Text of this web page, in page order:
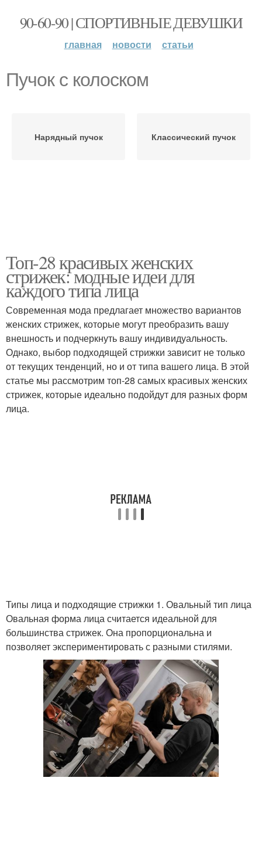
90-60-90 | СПОРТИВНЫЕ ДЕВУШКИ
главная новости статьи
Пучок с колоском
Нарядный пучок Классический пучок
Топ-28 красивых женских
стрижек: модные идеи для
каждого типа лица
Современная мода предлагает множество вариантов
женских стрижек, которые могут преобразить вашу
внешность и подчеркнуть вашу индивидуальность.
Однако, выбор подходящей стрижки зависит не только
от текущих тенденций, но и от типа вашего лица. В этой
статье мы рассмотрим топ-28 самых красивых женских
стрижек, которые идеально подойдут для разных форм
лица.
Типы лица и подходящие стрижки 1. Овальный тип лица
Овальная форма лица считается идеальной для
большинства стрижек. Она пропорциональна и
позволяет экспериментировать с разными стилями.